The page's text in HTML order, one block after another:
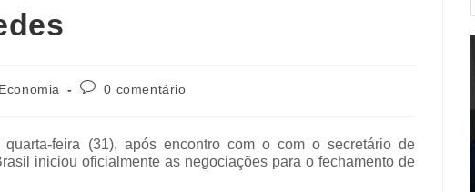
Economia 0 comentário
feira (31), após encontro com o com o secretário de
iniciou oficialmente as negociações para o fechamento de